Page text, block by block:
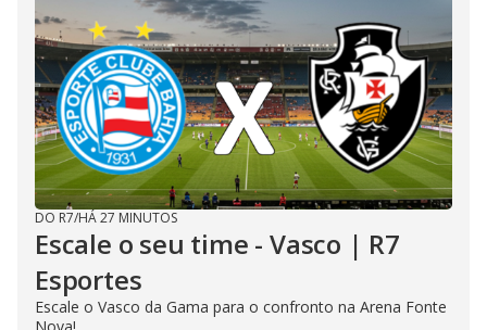
DO R7/HÁ 27 MINUTOS
Escale o seu time - Vasco | R7
Esportes
Escale o Vasco da Gama para o confronto na Arena Fonte